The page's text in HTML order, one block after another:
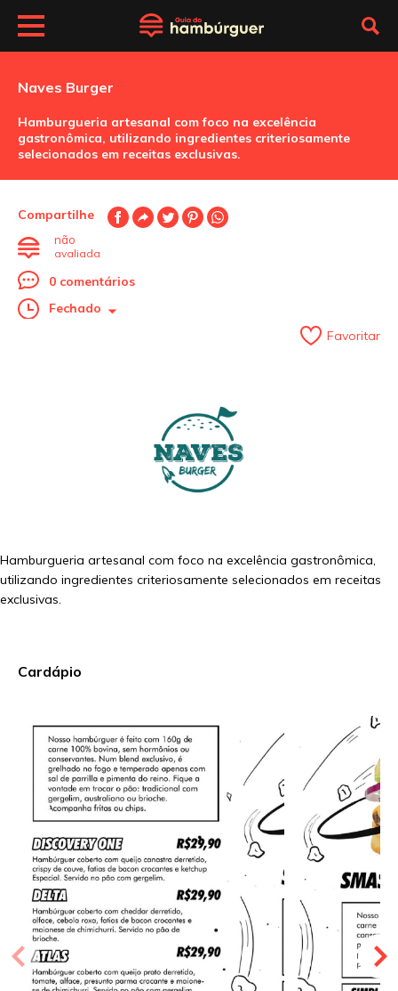
Naves Burger
Hamburgueria artesanal com foco na excelência
gastronômica, utilizando ingredientes criteriosamente
selecionados em receitas exclusivas.
Compartilhe
não
avaliada
0 comentários
Fechado
Favoritar
Hamburgueria artesanal com foco na excelência gastronômica,
utilizando ingredientes criteriosamente selecionados em receitas
exclusivas.
Cardápio